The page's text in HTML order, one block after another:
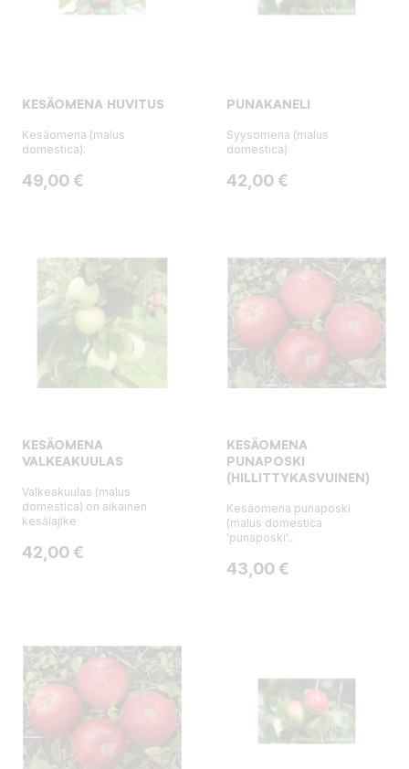
KESÄOMENA HUVITUS
Kesäomena (malus
domestica).
Hinta
49,00 €
PUNAKANELI
Syysomena (malus
domestica)
Hinta
42,00 €
KESÄOMENA
VALKEAKUULAS
Valkeakuulas (malus
domestica) on aikainen
kesälajike
Hinta
42,00 €
KESÄOMENA
PUNAPOSKI
(HILLITTYKASVUINEN)
Kesäomena punaposki
(malus domestica
'punaposki'...
Hinta
43,00 €